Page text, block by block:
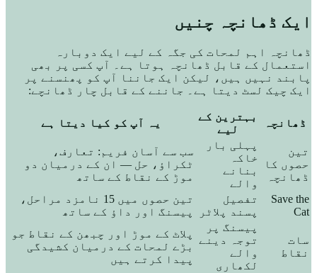
ایک ڈھانچہ چنیں
ڈھانچہ اہم لمحات کی جگہ کے لیے ایک دوبارہ
استعمال کے قابل ڈھانچہ ہوتا ہے۔ آپ کسی پر بھی
پابند نہیں ہیں، لیکن ایک جاننا آپ کو پھنسنے پر
ایک چیک لسٹ دیتا ہے۔ جاننے کے قابل چار ڈھانچے:
ڈھانچہ
بہترین کے
لیے
یہ آپ کو کیا دیتا ہے
تین
حصوں کا
ڈھانچہ
پہلی بار
خاکہ
بنانے
والے
سب سے آسان فریم: تعارف،
ٹکراؤ، حل — ان کے درمیان دو
موڑ کے نقاط کے ساتھ
Save the
Cat
تفصیل
پسند پلاٹر
تین حصوں میں 15 نامزد مراحل،
پیسنگ اور داؤ کے ساتھ
سات
نقاط
پیسنگ پر
توجہ دینے
والے
لکھاری
پلاٹ کے موڑ اور چبھن کے نقاط جو
بڑے لمحات کے درمیان کشیدگی
پیدا کرتے ہیں